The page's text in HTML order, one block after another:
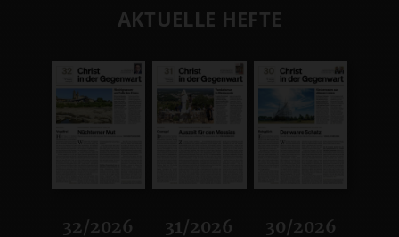
AKTUELLE HEFTE
32/2026
31/2026
30/2026